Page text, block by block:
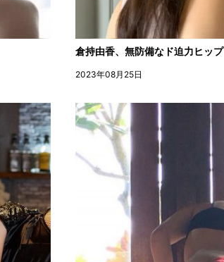
倉持由香、無防備なド迫力ヒップ
2023年08月25日